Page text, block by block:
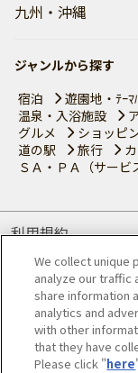
九州・沖縄
ジャンルから探す
宿泊
遊園地・ﾃｰﾏ
温泉・入浴施設
グルメ
ショッピ
道の駅
旅行
ＳＡ・ＰＡ（サービ
利用規約
個人情報の取り扱
会員優待サービ
JAFホームページ
We collect unique
analyze our traffic
share information
analytics and
with other
that they have
Please click "here